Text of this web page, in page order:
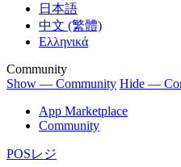
日本語
中文 (繁體)
Ελληνικά
Community
Show — Community Hide —
App Marketplace
Community
POSレジ